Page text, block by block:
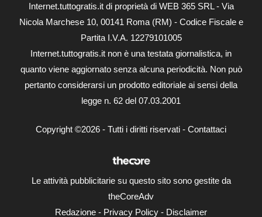
Internet.tuttogratis.it di proprietà di WEB 365 SRL - Via
Nicola Marchese 10, 00141 Roma (RM) - Codice Fiscale e
Partita I.V.A. 12279101005
Internet.tuttogratis.it non è una testata giornalistica, in
quanto viene aggiornato senza alcuna periodicità. Non può
pertanto considerarsi un prodotto editoriale ai sensi della
legge n. 62 del 07.03.2001
Copyright ©2026 - Tutti i diritti riservati - Contattaci
Le attività pubblicitarie su questo sito sono gestite da
theCoreAdv
Redazione - Privacy Policy - Disclaimer